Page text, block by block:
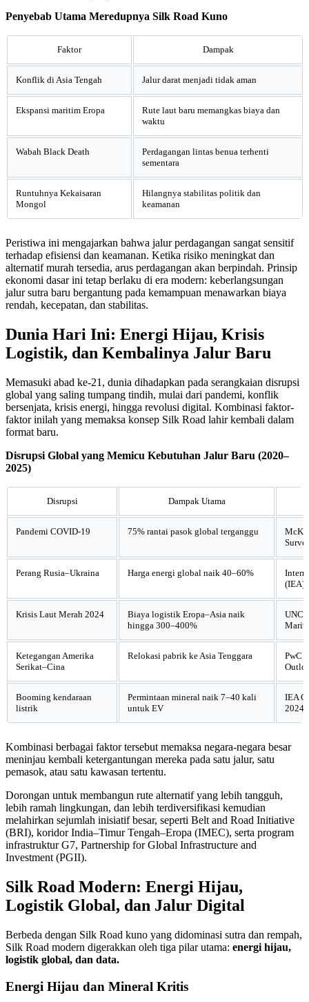
Penyebab Utama Meredupnya Silk Road Kuno
Faktor Dampak
Konflik di Asia Tengah Jalur darat menjadi tidak aman
Ekspansi maritim Eropa
Rute laut baru memangkas biaya dan
waktu
Wabah Black Death
Perdagangan lintas benua terhenti
sementara
Runtuhnya Kekaisaran
Mongol
Hilangnya stabilitas politik dan
keamanan
Peristiwa ini mengajarkan bahwa jalur perdagangan sangat sensitif
terhadap efisiensi dan keamanan. Ketika risiko meningkat dan
alternatif murah tersedia, arus perdagangan akan berpindah. Prinsip
ekonomi dasar ini tetap berlaku di era modern: keberlangsungan
jalur sutra baru bergantung pada kemampuan menawarkan biaya
rendah, kecepatan, dan stabilitas.
Dunia Hari Ini: Energi Hijau, Krisis
Logistik, dan Kembalinya Jalur Baru
Memasuki abad ke-21, dunia dihadapkan pada serangkaian disrupsi
global yang saling tumpang tindih, mulai dari pandemi, konflik
bersenjata, krisis energi, hingga revolusi digital. Kombinasi faktor-
faktor inilah yang memaksa konsep Silk Road lahir kembali dalam
format baru.
Disrupsi Global yang Memicu Kebutuhan Jalur Baru (2020–
2025)
Disrupsi Dampak Utama
Pandemi COVID-19 75% rantai pasok global terganggu
Perang Rusia–Ukraina Harga energi global naik 40–60%
(IEA),
Krisis Laut Merah 2024
Biaya logistik Eropa–Asia naik
hingga 300–400%
Ketegangan Amerika
Serikat–Cina
Relokasi pabrik ke Asia Tenggara
PwC
Booming kendaraan
listrik
Permintaan mineral naik 7–40 kali
untuk EV
IEA
2024
Kombinasi berbagai faktor tersebut memaksa negara-negara besar
meninjau kembali ketergantungan mereka pada satu jalur, satu
pemasok, atau satu kawasan tertentu.
Dorongan untuk membangun rute alternatif yang lebih tangguh,
lebih ramah lingkungan, dan lebih terdiversifikasi kemudian
melahirkan sejumlah inisiatif besar, seperti Belt and Road Initiative
(BRI), koridor India–Timur Tengah–Eropa (IMEC), serta program
infrastruktur G7, Partnership for Global Infrastructure and
Investment (PGII).
Silk Road Modern: Energi Hijau,
Logistik Global, dan Jalur Digital
Berbeda dengan Silk Road kuno yang didominasi sutra dan rempah,
Silk Road modern digerakkan oleh tiga pilar utama: energi hijau,
logistik global, dan data.
Energi Hijau dan Mineral Kritis